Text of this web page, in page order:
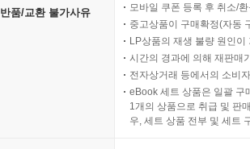
반품/교환 불가사유
모바일 쿠폰 등록 후 취소/
중고상품이 구매확정(자동
LP상품의 재생 불량 원인
시간의 경과에 의해 재판매
전자상거래 등에서의 소비
eBook 세트 상품은 일괄 구
1개의 상품으로 취급 및 판
우, 세트 상품 전부 및 세트